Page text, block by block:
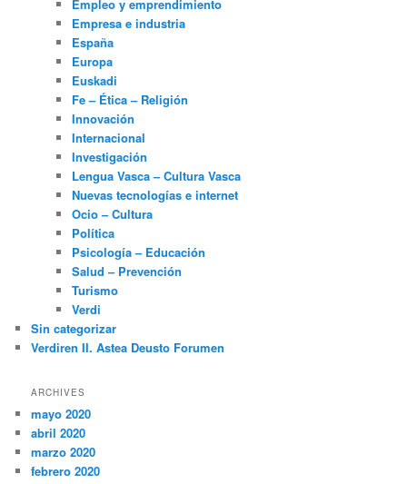
Empleo y emprendimiento
Empresa e industria
España
Europa
Euskadi
Fe – Ética – Religión
Innovación
Internacional
Investigación
Lengua Vasca – Cultura Vasca
Nuevas tecnologías e internet
Ocio – Cultura
Política
Psicología – Educación
Salud – Prevención
Turismo
Verdi
Sin categorizar
Verdiren II. Astea Deusto Forumen
ARCHIVES
mayo 2020
abril 2020
marzo 2020
febrero 2020